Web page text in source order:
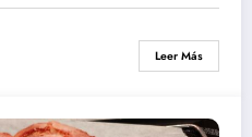
Leer Más